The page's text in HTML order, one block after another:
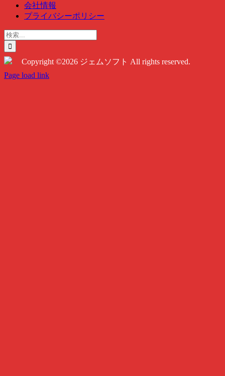
会社情報
プライバシーポリシー
検
索
…
Copyright ©2026 ジェムソフト All rights reserved.
Twitter
Instagram
Facebook
Page load link